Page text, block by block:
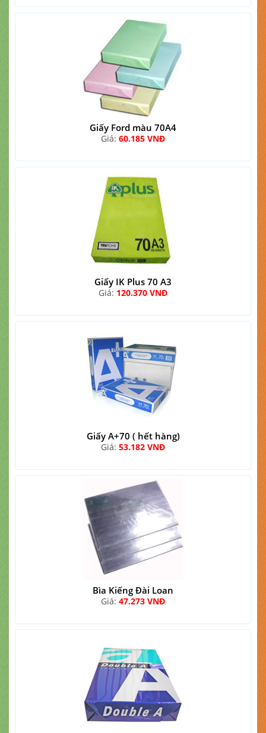
Giấy Ford màu 70A4
Giá: 60.185 VNĐ
Giấy IK Plus 70 A3
Giá: 120.370 VNĐ
Giấy A+70 ( hết hàng)
Giá: 53.182 VNĐ
Bìa Kiếng Đài Loan
Giá: 47.273 VNĐ